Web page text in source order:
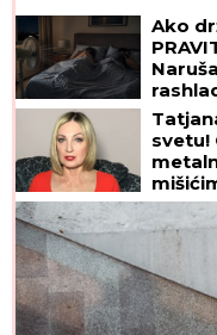
Ako
svetu!